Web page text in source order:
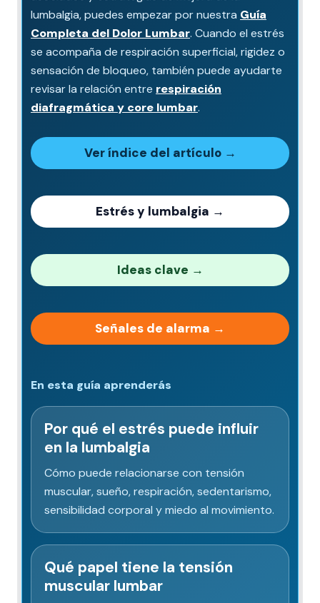
lumbalgia, puedes empezar por nuestra Guía
Completa del Dolor Lumbar. Cuando el estrés
se acompaña de respiración superficial, rigidez o
sensación de bloqueo, también puede ayudarte
revisar la relación entre respiración
diafragmática y core lumbar.
Ver índice del artículo →
Estrés y lumbalgia →
Ideas clave →
Señales de alarma →
En esta guía aprenderás
Por qué el estrés puede influir
en la lumbalgia
Cómo puede relacionarse con tensión
muscular, sueño, respiración, sedentarismo,
sensibilidad corporal y miedo al movimiento.
Qué papel tiene la tensión
muscular lumbar